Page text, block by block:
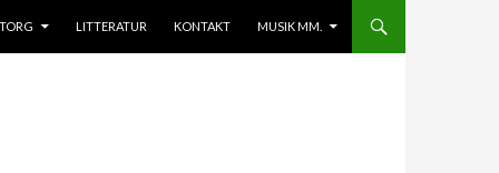
LITTERATUR KONTAKT MUSIK MM.